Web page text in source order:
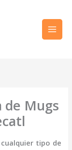
de Mugs
tipo de